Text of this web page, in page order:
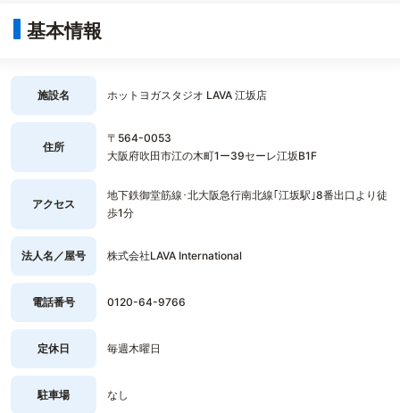
基本情報
施設名 ホットヨガスタジオ LAVA 江坂店
住所
〒564-0053
大阪府吹田市江の木町1ー39セーレ江坂B1F
アクセス
地下鉄御堂筋線･北大阪急行南北線｢江坂駅｣8番出口より徒
歩1分
法人名／屋号 株式会社LAVA International
電話番号 0120-64-9766
定休日 毎週木曜日
駐車場 なし